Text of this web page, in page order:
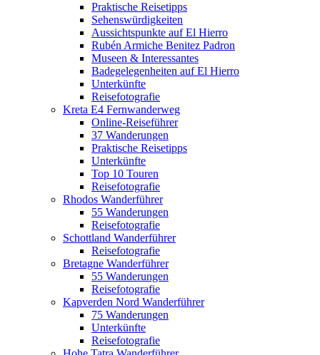
Praktische Reisetipps
Sehenswürdigkeiten
Aussichtspunkte auf El Hierro
Rubén Armiche Benitez Padron
Museen & Interessantes
Badegelegenheiten auf El Hierro
Unterkünfte
Reisefotografie
Kreta E4 Fernwanderweg
Online-Reiseführer
37 Wanderungen
Praktische Reisetipps
Unterkünfte
Top 10 Touren
Reisefotografie
Rhodos Wanderführer
55 Wanderungen
Reisefotografie
Schottland Wanderführer
Reisefotografie
Bretagne Wanderführer
55 Wanderungen
Reisefotografie
Kapverden Nord Wanderführer
75 Wanderungen
Unterkünfte
Reisefotografie